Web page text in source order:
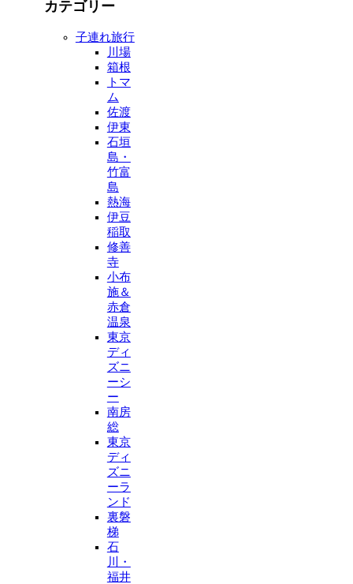
カテゴリー
子連れ旅行
川場
箱根
トマ
ム
佐渡
伊東
石垣
島・
竹富
島
熱海
伊豆
稲取
修善
寺
小布
施＆
赤倉
温泉
東京
ディ
ズニ
ーシ
ー
南房
総
東京
ディ
ズニ
ーラ
ンド
裏磐
梯
石
川・
福井